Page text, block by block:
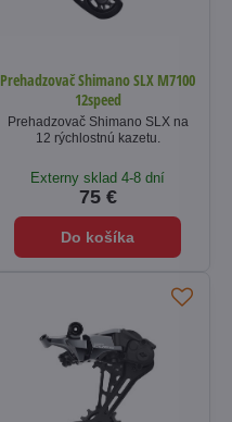
Prehadzovač Shimano SLX M7100
12speed
Prehadzovač Shimano SLX na
12 rýchlostnú kazetu.
Externy sklad 4-8 dní
75 €
Do košíka